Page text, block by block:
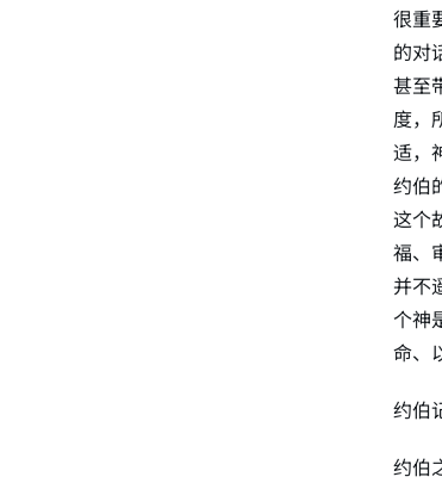
很重
的对
甚至
度，
适，
约伯
这个
福、
并不
个神
命、
约伯
约伯